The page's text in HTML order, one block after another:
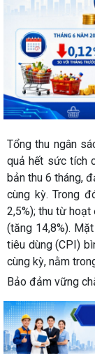
Tổng thu ngân
quả hết sức tích
bản thu 6 tháng,
cùng kỳ. Trong
2,5%); thu từ
(tăng 14,8%).
tiêu dùng (CPI)
cùng kỳ, nằm
Bảo đảm vững